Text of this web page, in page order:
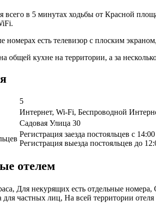
всего в 5 минутах ходьбы от Красной
номерах есть телевизор с плоским
общей кухне на территории, а за
5
Интернет, Wi-Fi, Беспроводной
Садовая Улица 30
Регистрация заезда постояльцев с 14:00
Регистрация выезда постояльцев до
отелем
Для некурящих есть отдельные
для частных лиц, На всей территории отеля